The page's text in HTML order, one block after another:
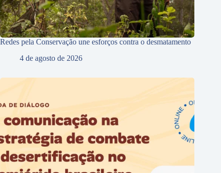
Redes pela Conservação une esforços contra o desmatamento
4 de agosto de 2026